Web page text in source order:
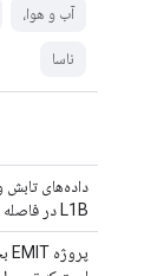
آب و هوا،
ناسا
L1B در فاصله ۶۰ متر